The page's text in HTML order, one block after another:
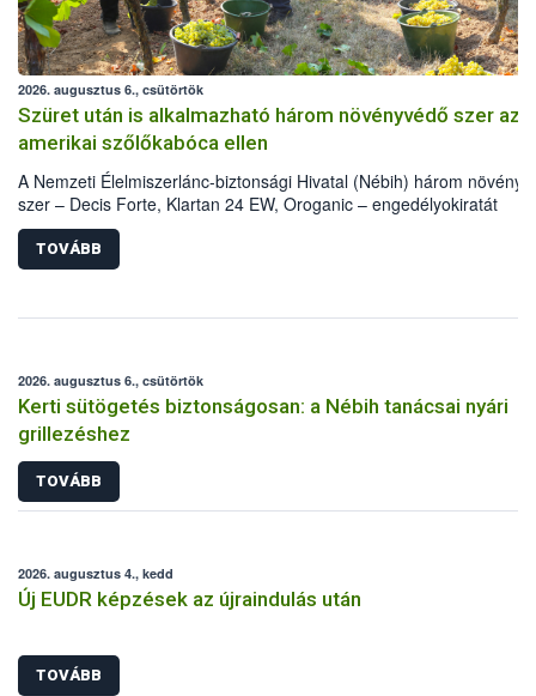
2026. augusztus 6., csütörtök
Szüret után is alkalmazható három növényvédő szer az
amerikai szőlőkabóca ellen
A Nemzeti Élelmiszerlánc-biztonsági Hivatal (Nébih) három
szer – Decis Forte, Klartan 24 EW, Oroganic – engedélyokiratát
módosította, így azok a szüretet követően, egészen a
(BBCH 91) stádiumáig felhasználhatóak a szőlőben. A kiterjesztések
célja, hogy a korai érésű szőlőkben is legyen lehetőség a károsító
felhasználók számára is elérhető és ökológiai termesztésben is
TOVÁBB
2026. augusztus 6., csütörtök
Kerti sütögetés biztonságosan: a Nébih tanácsai nyári
grillezéshez
TOVÁBB
2026. augusztus 4., kedd
Új EUDR képzések az újraindulás után
TOVÁBB